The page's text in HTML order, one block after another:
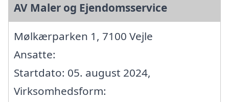
AV Maler og Ejendomsservice
Mølkærparken 1, 7100 Vejle
Ansatte:
Startdato: 05. august 2024,
Virksomhedsform: